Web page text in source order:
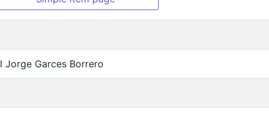
Jorge Garces Borrero